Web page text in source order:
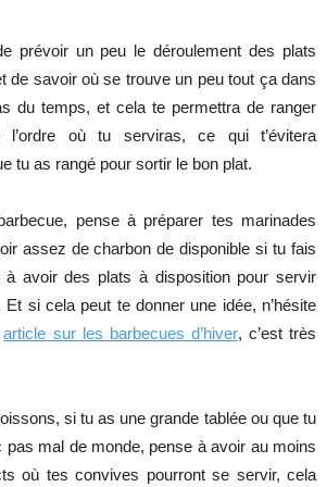
prévoir un peu le déroulement des plats
de savoir où se trouve un peu tout ça dans
du temps, et cela te permettra de ranger
l’ordre où tu serviras, ce qui t’évitera
tu as rangé pour sortir le bon plat.
pense à préparer tes marinades
assez de charbon de disponible si tu fais
à avoir des plats à disposition pour servir
si cela peut te donner une idée, n’hésite
article sur les barbecues d’hiver, c’est très
si tu as une grande tablée ou que tu
pas mal de monde, pense à avoir au moins
où tes convives pourront se servir, cela